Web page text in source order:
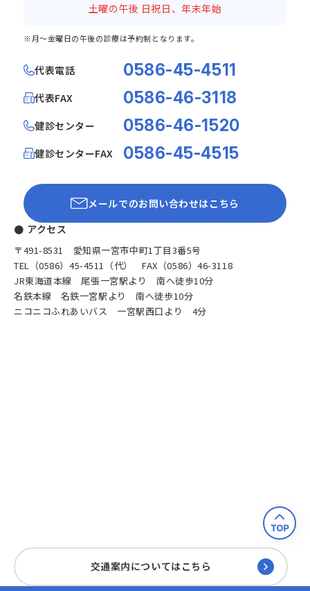
土曜の午後 日祝日、年末年始
※月～金曜日の午後の診療は予約制となります。
代表電話 0586-45-4511
代表FAX 0586-46-3118
健診センター 0586-46-1520
健診センターFAX 0586-45-4515
メールでのお問い合わせはこちら
● アクセス
〒491-8531 愛知県一宮市中町1丁目3番5号
TEL（0586）45-4511（代） FAX（0586）46-3118
JR東海道本線 尾張一宮駅より 南へ徒歩10分
名鉄本線 名鉄一宮駅より 南へ徒歩10分
ニコニコふれあいバス 一宮駅西口より 4分
交通案内についてはこちら